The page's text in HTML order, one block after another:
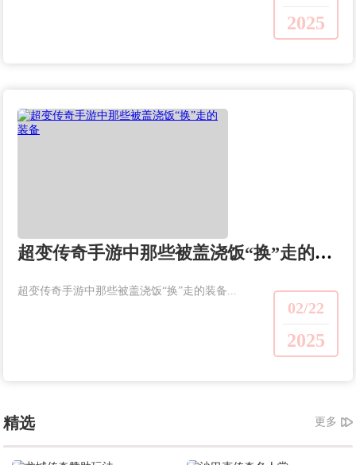
2025
超变传奇手游中那些被盖浇饭“换”走的装备
02/22
2025
超变传奇手游中那些被盖浇饭“换”走的装备...
精选 更多